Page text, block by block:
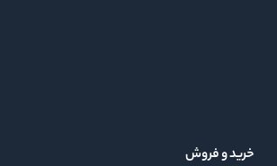
خرید و فروش